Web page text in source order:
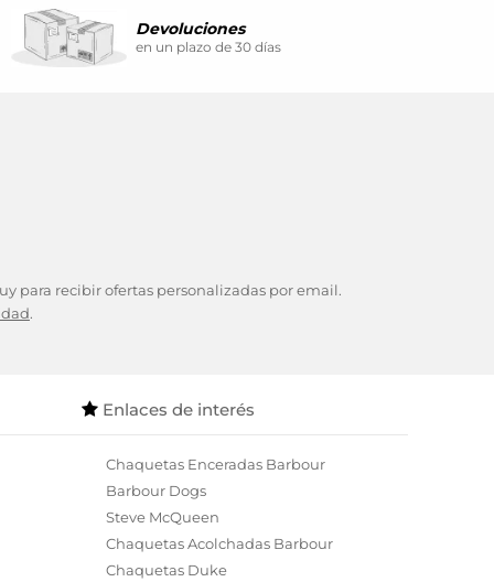
Devoluciones
en un plazo de 30 días
para recibir ofertas personalizadas por email.
.
Enlaces de interés
Chaquetas Enceradas Barbour
Barbour Dogs
Steve McQueen
Chaquetas Acolchadas Barbour
Chaquetas Duke